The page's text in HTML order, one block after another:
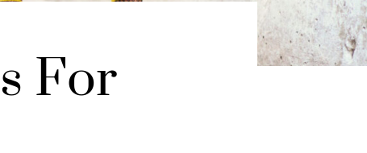
For